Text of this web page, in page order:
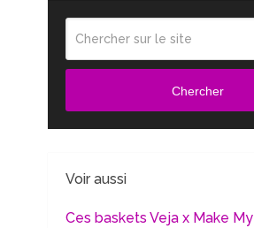
Chercher
Voir aussi
Ces baskets Veja x Make My